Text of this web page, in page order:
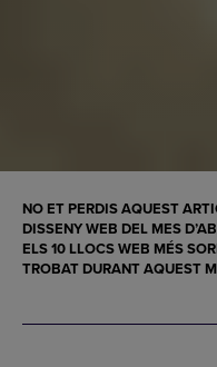
NO ET PERDIS AQUEST
DISSENY WEB DEL MES
ELS 10 LLOCS WEB MÉS
TROBAT DURANT AQUEST